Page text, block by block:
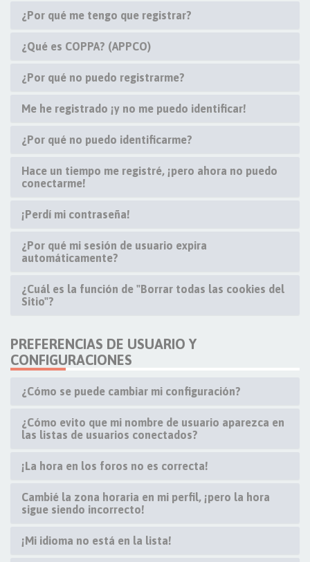
¿Por qué me tengo que registrar?
¿Qué es COPPA? (APPCO)
¿Por qué no puedo registrarme?
Me he registrado ¡y no me puedo identificar!
¿Por qué no puedo identificarme?
Hace un tiempo me registré, ¡pero ahora no puedo
conectarme!
¡Perdí mi contraseña!
¿Por qué mi sesión de usuario expira
automáticamente?
¿Cuál es la función de "Borrar todas las cookies del
Sitio"?
PREFERENCIAS DE USUARIO Y
CONFIGURACIONES
¿Cómo se puede cambiar mi configuración?
¿Cómo evito que mi nombre de usuario aparezca en
las listas de usuarios conectados?
¡La hora en los foros no es correcta!
Cambié la zona horaria en mi perfil, ¡pero la hora
sigue siendo incorrecto!
¡Mi idioma no está en la lista!